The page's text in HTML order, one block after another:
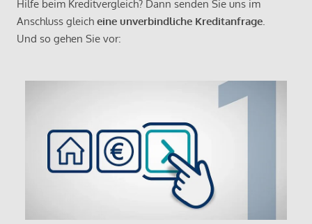
Hilfe beim Kreditvergleich? Dann senden Sie uns im
Anschluss gleich eine unverbindliche Kreditanfrage.
Und so gehen Sie vor: